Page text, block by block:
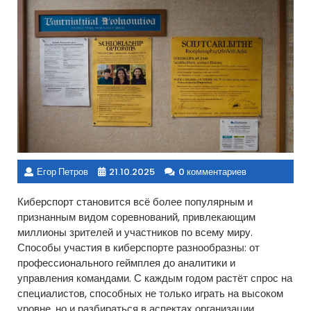
Егор Петров 21.10.2025 0 комментариев
Киберспорт становится всё более популярным и
признанным видом соревнований, привлекающим
миллионы зрителей и участников по всему миру.
Способы участия в киберспорте разнообразны: от
профессионального геймплея до аналитики и
управления командами. С каждым годом растёт спрос на
специалистов, способных не только играть на высоком